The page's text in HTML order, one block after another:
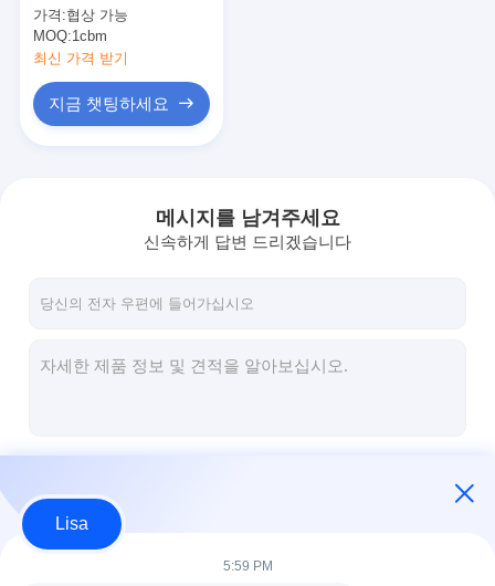
가격:협상 가능
MOQ:1cbm
최신 가격 받기
지금 챗팅하세요
메시지를 남겨주세요
신속하게 답변 드리겠습니다
Lisa
5:59 PM